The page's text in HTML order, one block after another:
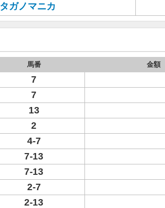
タガノマニカ
馬番 金額
7
7
13
2
4-7
7-13
7-13
2-7
2-13